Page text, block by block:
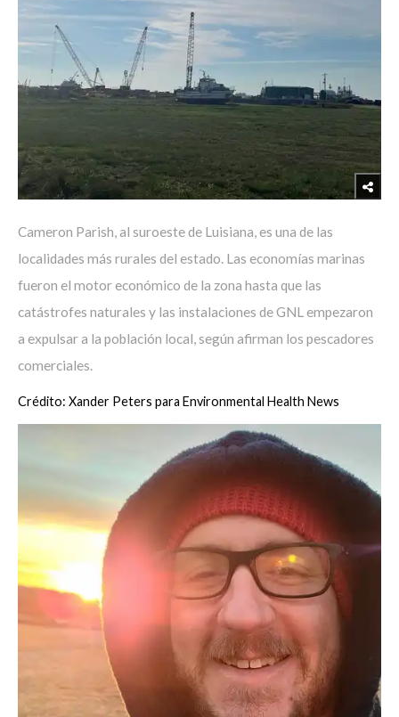
Cameron Parish, al suroeste de Luisiana, es una de las
localidades más rurales del estado. Las economías marinas
fueron el motor económico de la zona hasta que las
catástrofes naturales y las instalaciones de GNL empezaron
a expulsar a la población local, según afirman los pescadores
comerciales.
Crédito: Xander Peters para Environmental Health News